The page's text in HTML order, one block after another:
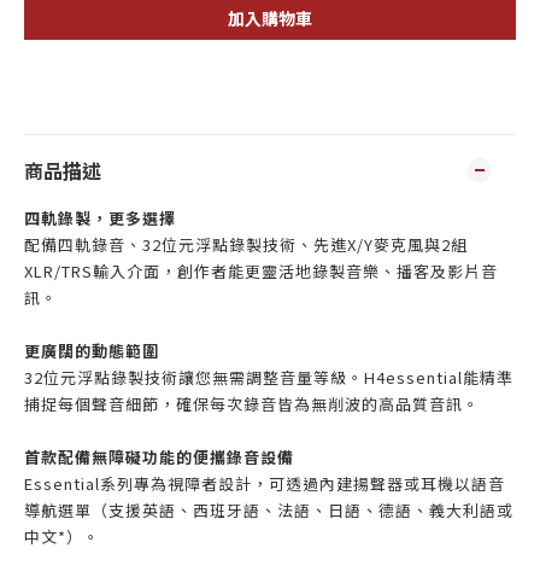
加入購物車
商品描述
四軌錄製，更多選擇
配備四軌錄音、32位元浮點錄製技術、先進X/Y麥克風與2組
XLR/TRS輸入介面，創作者能更靈活地錄製音樂、播客及影片音
訊。
更廣闊的動態範圍
32位元浮點錄製技術讓您無需調整音量等級。H4essential能精準
捕捉每個聲音細節，確保每次錄音皆為無削波的高品質音訊。
首款配備無障礙功能的便攜錄音設備
Essential系列專為視障者設計，可透過內建揚聲器或耳機以語音
導航選單（支援英語、西班牙語、法語、日語、德語、義大利語或
中文*）。